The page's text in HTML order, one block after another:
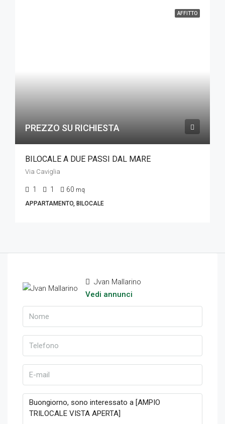
AFFITTO
PREZZO SU RICHIESTA
BILOCALE A DUE PASSI DAL MARE
Via Caviglia
1 1 60 mq
APPARTAMENTO, BILOCALE
Jvan Mallarino
Vedi annunci